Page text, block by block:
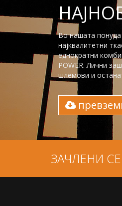
Во нашата
најквалитетни
еднократни
POWER. Лични
шлемови и
ЗАЧЛЕНИ